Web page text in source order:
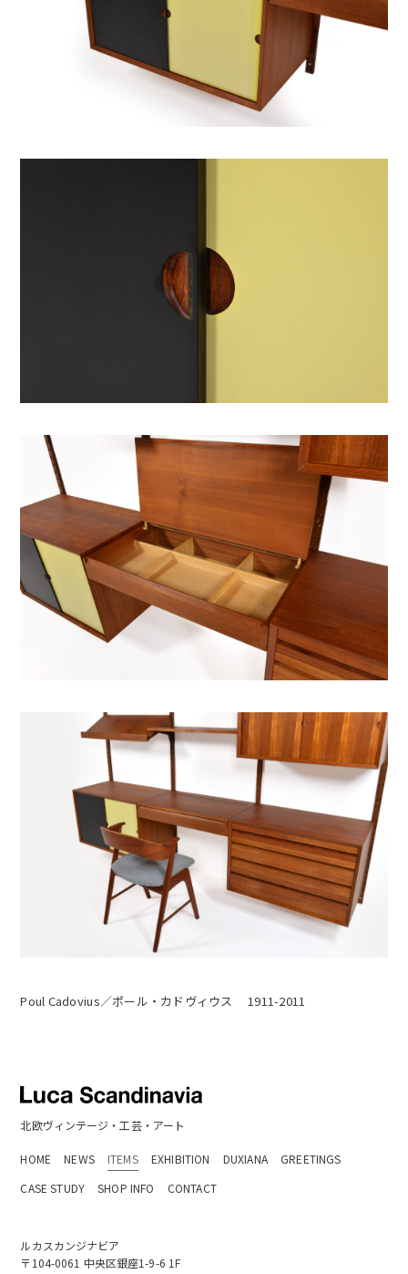
Poul Cadovius／ポール・カドヴィウス 1911-2011
北欧ヴィンテージ・工芸・アート
HOME NEWS ITEMS EXHIBITION DUXIANA
GREETINGS
CASE STUDY
SHOP INFO CONTACT
ルカスカンジナビア
〒104-0061 中央区銀座1-9-6 1F